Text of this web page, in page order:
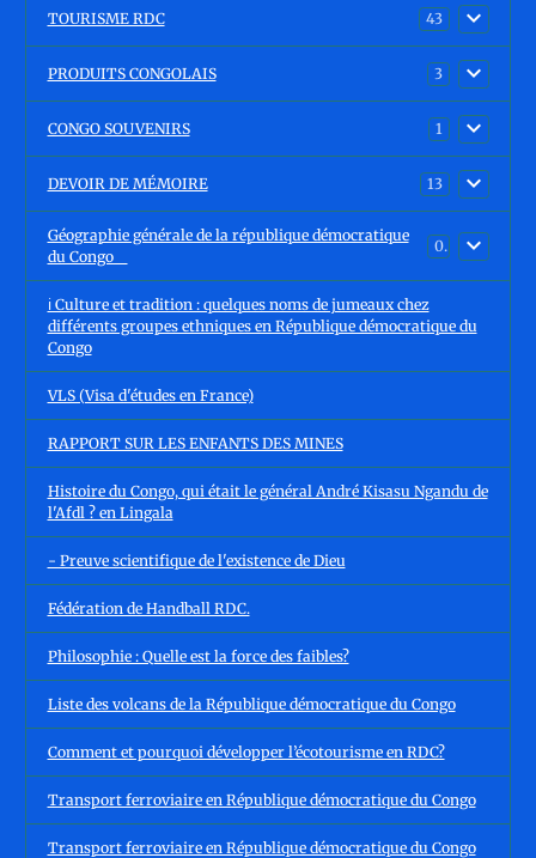
TOURISME RDC 43
PRODUITS CONGOLAIS 3
CONGO SOUVENIRS 1
DEVOIR DE MÉMOIRE 13
Géographie générale de la république démocratique
du Congo
0
ℹ️ Culture et tradition : quelques noms de jumeaux chez
différents groupes ethniques en République démocratique du
Congo
VLS (Visa d'études en France)
RAPPORT SUR LES ENFANTS DES MINES
Histoire du Congo, qui était le général André Kisasu Ngandu de
l'Afdl ? en Lingala
- Preuve scientifique de l'existence de Dieu
Fédération de Handball RDC.
Philosophie : Quelle est la force des faibles?
Liste des volcans de la République démocratique du Congo
Comment et pourquoi développer l’écotourisme en RDC?
Transport ferroviaire en République démocratique du Congo
Transport ferroviaire en République démocratique du Congo